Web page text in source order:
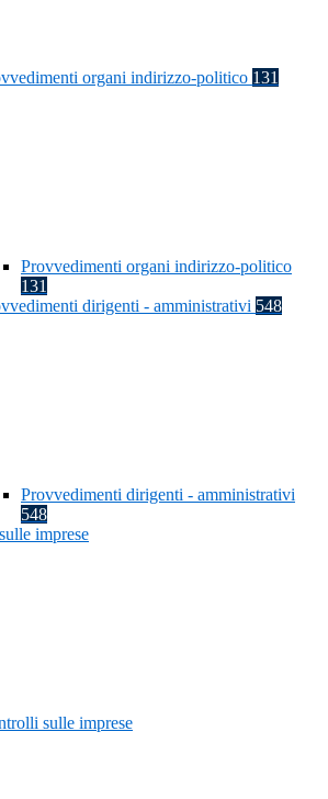
organi indirizzo-politico 131
Provvedimenti organi indirizzo-politico
131
dirigenti - amministrativi 548
Provvedimenti dirigenti - amministrativi
548
imprese
sulle imprese